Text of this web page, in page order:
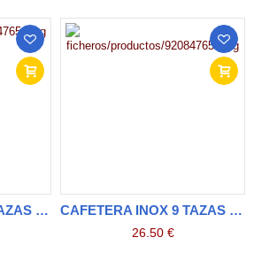
CAFETERA INOX 6 TAZAS INDUCCION CAFETERA INOX 9 TAZAS INDUCCION
26.50 €